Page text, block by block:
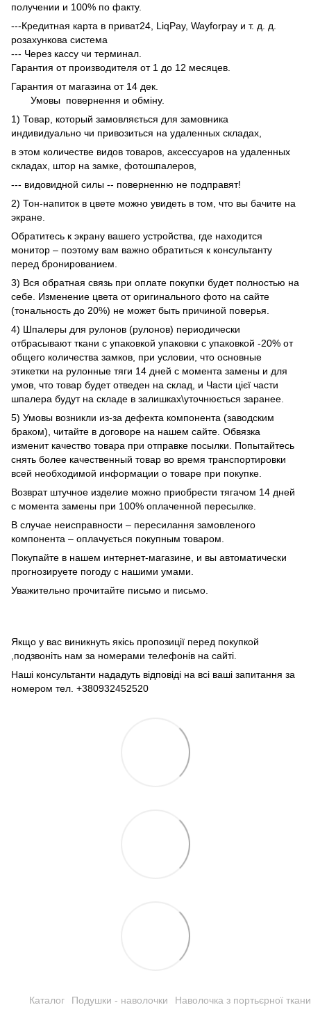
получении и 100% по факту.
---Кредитная карта в приват24, LiqPay, Wayforpay и т. д. д.
розахункова система
--- Через кассу чи терминал.
Гарантия от производителя от 1 до 12 месяцев.
Гарантия от магазина от 14 дек.
Умовы повернення и обміну.
1) Товар, который замовляється для замовника
индивидуально чи привозиться на удаленных складах,
в этом количестве видов товаров, аксессуаров на удаленных
складах, штор на замке, фотошпалеров,
--- видовидной силы -- поверненню не подправят!
2) Тон-напиток в цвете можно увидеть в том, что вы бачите на
экране.
Обратитесь к экрану вашего устройства, где находится
монитор – поэтому вам важно обратиться к консультанту
перед бронированием.
3) Вся обратная связь при оплате покупки будет полностью на
себе. Изменение цвета от оригинального фото на сайте
(тональность до 20%) не может быть причиной поверья.
4) Шпалеры для рулонов (рулонов) периодически
отбрасывают ткани с упаковкой упаковки с упаковкой -20% от
общего количества замков, при условии, что основные
этикетки на рулонные тяги 14 дней с момента замены и для
умов, что товар будет отведен на склад, и Части цієї части
шпалера будут на складе в залишках\уточнюється заранее.
5) Умовы возникли из-за дефекта компонента (заводским
браком), читайте в договоре на нашем сайте. Обвязка
изменит качество товара при отправке посылки. Попытайтесь
снять более качественный товар во время транспортировки
всей необходимой информации о товаре при покупке.
Возврат штучное изделие можно приобрести тягачом 14 дней
с момента замены при 100% оплаченной пересылке.
В случае неисправности – пересилання замовленого
компонента – оплачується покупным товаром.
Покупайте в нашем интернет-магазине, и вы автоматически
прогнозируете погоду с нашими умами.
Уважительно прочитайте письмо и письмо.
Якщо у вас виникнуть якісь пропозиції перед покупкой
,подзвоніть нам за номерами телефонів на сайті.
Наші консультанти нададуть відповіді на всі ваші запитання за
номером тел. +380932452520
Каталог Подушки - наволочки Наволочка з портьєрної